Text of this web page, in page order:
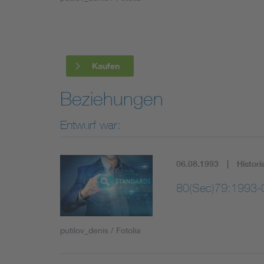
Mobility
Smart Cities
Kaufen
Beziehungen
Entwurf war:
putilov_denis / Fotolia
06.08.1993
80(Sec)79:1993-